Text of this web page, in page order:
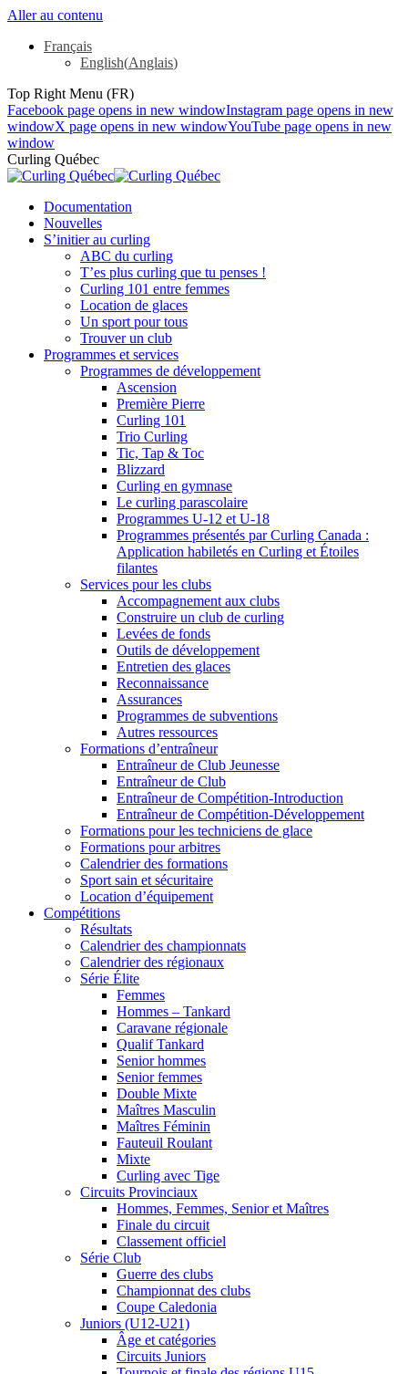
Aller au contenu
Français
English(Anglais)
Top Right Menu (FR)
Facebook page opens in new windowInstagram page opens in new
windowX page opens in new windowYouTube page opens in new
window
Curling Québec
Documentation
Nouvelles
S’initier au curling
ABC du curling
T’es plus curling que tu penses !
Curling 101 entre femmes
Location de glaces
Un sport pour tous
Trouver un club
Programmes et services
Programmes de développement
Ascension
Première Pierre
Curling 101
Trio Curling
Tic, Tap & Toc
Blizzard
Curling en gymnase
Le curling parascolaire
Programmes U-12 et U-18
Programmes présentés par Curling Canada :
Application habiletés en Curling et Étoiles
filantes
Services pour les clubs
Accompagnement aux clubs
Construire un club de curling
Levées de fonds
Outils de développement
Entretien des glaces
Reconnaissance
Assurances
Programmes de subventions
Autres ressources
Formations d’entraîneur
Entraîneur de Club Jeunesse
Entraîneur de Club
Entraîneur de Compétition-Introduction
Entraîneur de Compétition-Développement
Formations pour les techniciens de glace
Formations pour arbitres
Calendrier des formations
Sport sain et sécuritaire
Location d’équipement
Compétitions
Résultats
Calendrier des championnats
Calendrier des régionaux
Série Élite
Femmes
Hommes – Tankard
Caravane régionale
Qualif Tankard
Senior hommes
Senior femmes
Double Mixte
Maîtres Masculin
Maîtres Féminin
Fauteuil Roulant
Mixte
Curling avec Tige
Circuits Provinciaux
Hommes, Femmes, Senior et Maîtres
Finale du circuit
Classement officiel
Série Club
Guerre des clubs
Championnat des clubs
Coupe Caledonia
Juniors (U12-U21)
Âge et catégories
Circuits Juniors